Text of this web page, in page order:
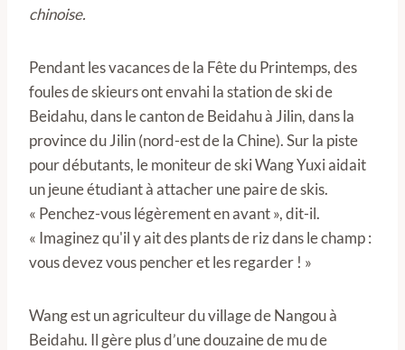
chinoise.
Pendant les vacances de la Fête du Printemps, des
foules de skieurs ont envahi la station de ski de
Beidahu, dans le canton de Beidahu à Jilin, dans la
province du Jilin (nord-est de la Chine). Sur la piste
pour débutants, le moniteur de ski Wang Yuxi aidait
un jeune étudiant à attacher une paire de skis.
« Penchez-vous légèrement en avant », dit-il.
« Imaginez qu'il y ait des plants de riz dans le champ :
vous devez vous pencher et les regarder ! »
Wang est un agriculteur du village de Nangou à
Beidahu. Il gère plus d’une douzaine de mu de